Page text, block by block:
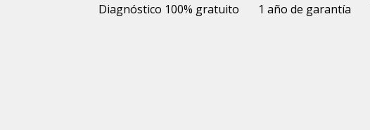
Diagnóstico 100% gratuito 1 año de garantía